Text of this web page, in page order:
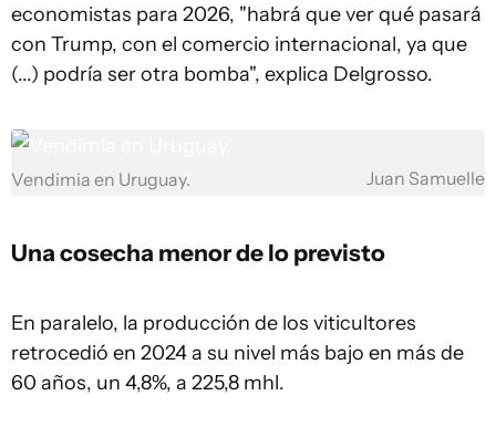
economistas para 2026, "habrá que ver qué pasará
con Trump, con el comercio internacional, ya que
(...) podría ser otra bomba", explica Delgrosso.
Vendimia en Uruguay. Juan Samuelle
Una cosecha menor de lo previsto
En paralelo, la producción de los viticultores
retrocedió en 2024 a su nivel más bajo en más de
60 años, un 4,8%, a 225,8 mhl.